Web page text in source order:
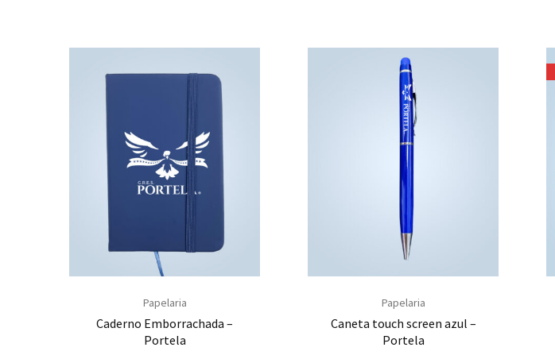
Papelaria
Caderno Emborrachada –
Portela
Papelaria
Caneta touch screen azul –
Portela